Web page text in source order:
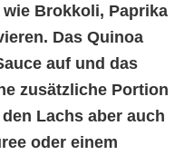
Brokkoli, Paprika
Das Quinoa
auf und das
zusätzliche Portion
Lachs aber auch
oder einem